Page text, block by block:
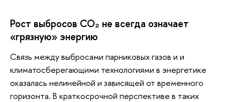
Рост выбросов СО₂ не всегда означает
«грязную» энергию
Связь между выбросами парниковых газов и и
климатосберегающими технологиями в энергетике
оказалась нелинейной и зависящей от временного
горизонта. В краткосрочной перспективе в таких